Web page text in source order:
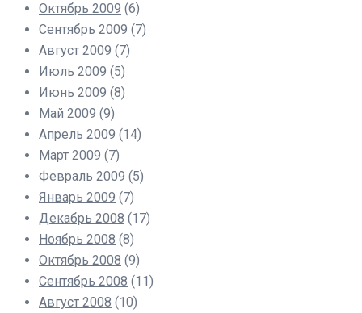
Октябрь 2009 (6)
Сентябрь 2009 (7)
Август 2009 (7)
Июль 2009 (5)
Июнь 2009 (8)
Май 2009 (9)
Апрель 2009 (14)
Март 2009 (7)
Февраль 2009 (5)
Январь 2009 (7)
Декабрь 2008 (17)
Ноябрь 2008 (8)
Октябрь 2008 (9)
Сентябрь 2008 (11)
Август 2008 (10)